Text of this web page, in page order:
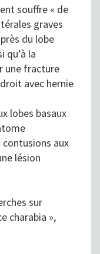
souffre « de
graves
du lobe
qu’à la
une fracture
avec hernie
lobes basaux
aux
lésion
sur
charabia »,